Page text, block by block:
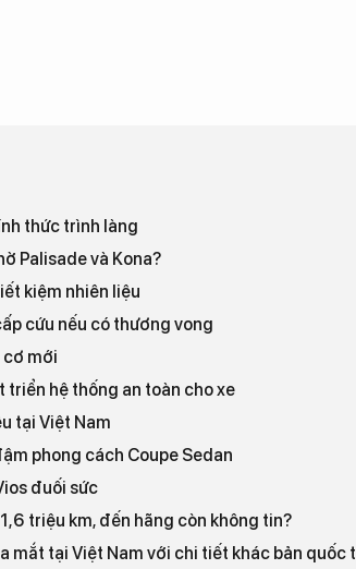
thức trình làng
Palisade và Kona?
kiệm nhiên liệu
cứu nếu có thương vong
mới
hệ thống an toàn cho xe
tại Việt Nam
phong cách Coupe Sedan
đuối sức
triệu km, đến hãng còn không tin?
mắt tại Việt Nam với chi tiết khác bản quốc